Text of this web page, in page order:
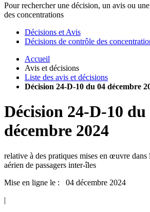
Pour rechercher une décision, un avis ou
des concentrations
Décisions et Avis
Décisions de contrôle des
Accueil
Avis et décisions
Liste des avis et décisions
Décision 24-D-10 du 04 décembre
Décision 24-D-10 du
décembre 2024
relative à des pratiques mises en œuvre dans
aérien de passagers inter-îles
Mise en ligne le : 04 décembre 2024
|